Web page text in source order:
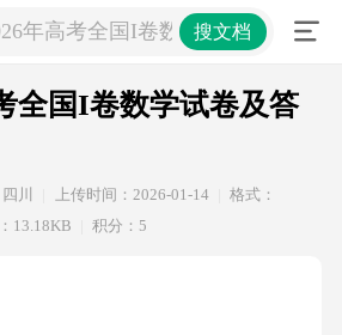
年高考全国I卷数学试卷及答案
搜文档
全国I卷数学试卷及答
川 上传时间：2026-01-14
格式：
13.18KB 积分：5